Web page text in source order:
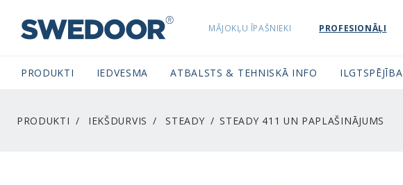
SWEDOORLATVIA NAVIGATION
MĀJOKĻU ĪPAŠNIEKI PROFESIONĀĻI
PRODUKTI IEDVESMA ATBALSTS & TEHNISKĀ INFO ILGTSPĒJĪBA
PRODUKTI IEKŠDURVIS STEADY STEADY 411 UN PAPLAŠINĀJUMS